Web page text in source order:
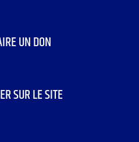
UN DON
SUR LE SITE